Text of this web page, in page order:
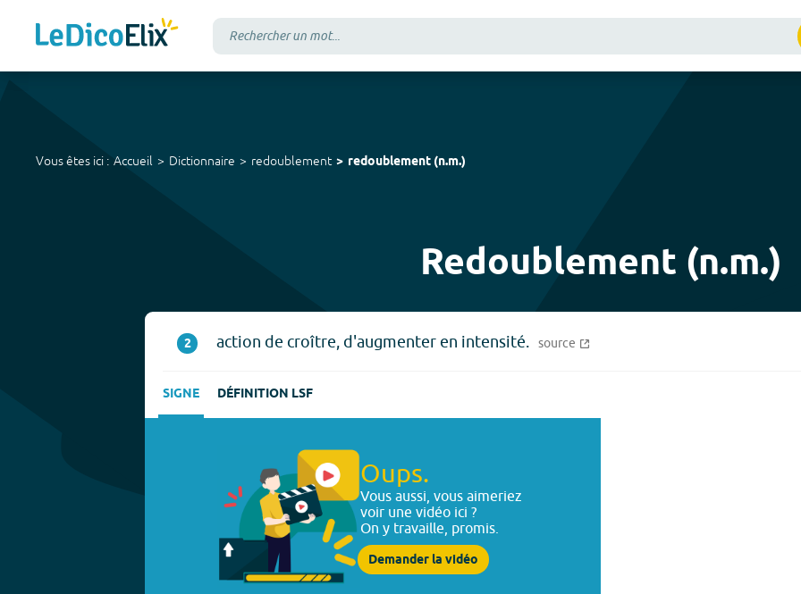
Vous êtes ici : Accueil Dictionnaire redoublement redoublement (n.m.)
Redoublement (n.m.)
2 action de croître, d'augmenter en intensité. source
SIGNE DÉFINITION LSF
Oups.
Vous aussi, vous aimeriez
voir une vidéo ici ?
On y travaille, promis.
Demander la vidéo